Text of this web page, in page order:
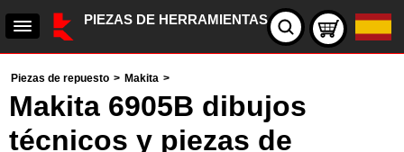
PIEZAS DE HERRAMIENTAS
Piezas de repuesto > Makita >
Makita 6905B dibujos
técnicos y piezas de